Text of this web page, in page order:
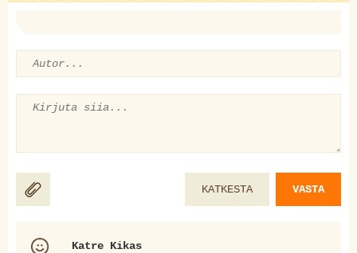
KATKESTA VASTA
Katre Kikas